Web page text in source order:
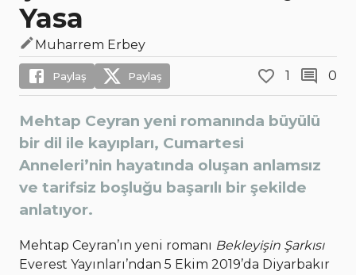
Yasa
Muharrem Erbey
Paylaş Paylaş 1 0
Mehtap Ceyran yeni romanında büyülü
bir dil ile kayıpları, Cumartesi
Anneleri’nin hayatında oluşan anlamsız
ve tarifsiz boşluğu başarılı bir şekilde
anlatıyor.
Mehtap Ceyran’ın yeni romanı Bekleyişin Şarkısı
Everest Yayınları’ndan 5 Ekim 2019’da Diyarbakır